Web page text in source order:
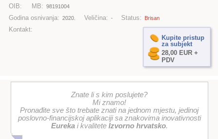
OIB: MB: 98191004
Godina osnivanja: 2020. Veličina: - Status: Brisan
Kontakt:
Kupite pristup
za subjekt
28,00 EUR +
PDV
Znate li s kim poslujete?
Mi znamo!
Pronađite sve što trebate znati na jednom mjestu, jedinoj
poslovno-financijskoj aplikaciji sa znakovima inovativnosti
Eurekai kvalitete Izvorno hrvatsko.